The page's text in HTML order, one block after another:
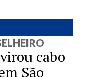
cabo
São